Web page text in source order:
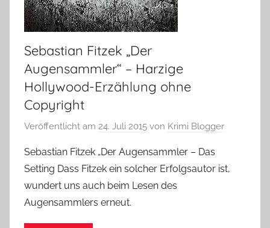
Sebastian Fitzek „Der
Augensammler“ – Harzige
Hollywood-Erzählung ohne
Copyright
Veröffentlicht am 24. Juli 2015 von Krimi Blogger
Sebastian Fitzek „Der Augensammler – Das
Setting Dass Fitzek ein solcher Erfolgsautor ist,
wundert uns auch beim Lesen des
Augensammlers erneut.